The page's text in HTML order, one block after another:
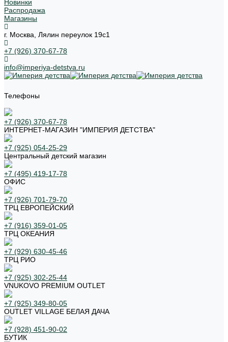
Новинки
Распродажа
Магазины
г. Москва, Лялин переулок 19с1
+7 (926) 370-67-78
info@imperiya-detstva.ru
Телефоны
+7 (926) 370-67-78
ИНТЕРНЕТ-МАГАЗИН "ИМПЕРИЯ ДЕТСТВА"
+7 (925) 054-25-29
Центральный детский магазин
+7 (495) 419-17-78
ОФИС
+7 (926) 701-79-70
ТРЦ ЕВРОПЕЙСКИЙ
+7 (916) 359-01-05
ТРЦ ОКЕАНИЯ
+7 (929) 630-45-46
ТРЦ РИО
+7 (925) 302-25-44
VNUKOVO PREMIUM OUTLET
+7 (925) 349-80-05
OUTLET VILLAGE БЕЛАЯ ДАЧА
+7 (928) 451-90-02
БУТИК